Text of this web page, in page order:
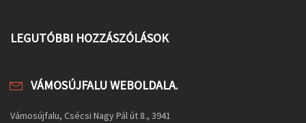
LEGUTÓBBI HOZZÁSZÓLÁSOK
VÁMOSÚJFALU WEBOLDALA.
Vámosújfalu, Csécsi Nagy Pál út 8., 3941